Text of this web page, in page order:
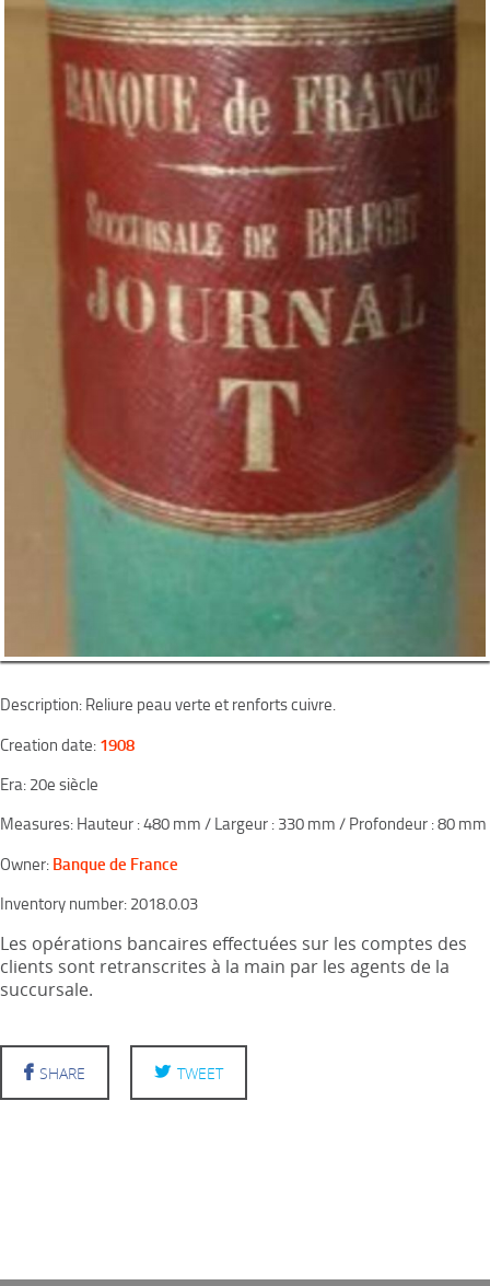
Description: Reliure peau verte et renforts cuivre.
Creation date:1908
Era: 20e siècle
Measures: Hauteur : 480 mm / Largeur : 330 mm / Profondeur : 80 mm
Owner:Banque de France
Inventory number: 2018.0.03
Les opérations bancaires effectuées sur les comptes des
clients sont retranscrites à la main par les agents de la
succursale.
SHARE TWEET